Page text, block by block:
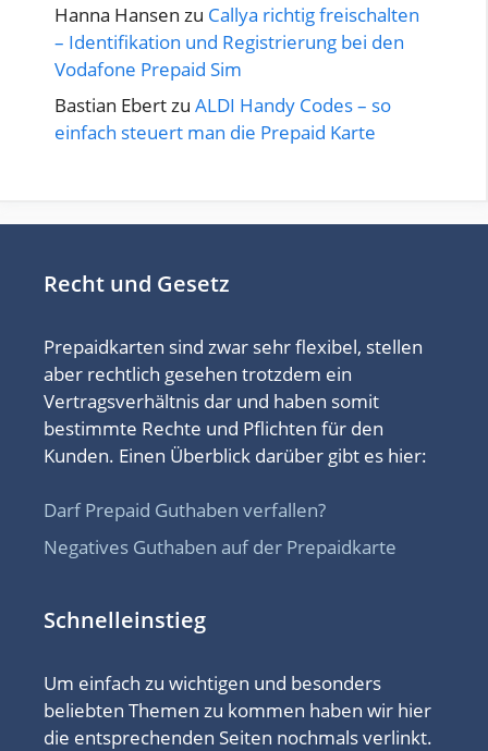
Hanna Hansen zu Callya richtig freischalten
– Identifikation und Registrierung bei den
Vodafone Prepaid Sim
Bastian Ebertzu ALDI Handy Codes – so
einfach steuert man die Prepaid Karte
Recht und Gesetz
Prepaidkarten sind zwar sehr flexibel, stellen
aber rechtlich gesehen trotzdem ein
Vertragsverhältnis dar und haben somit
bestimmte Rechte und Pflichten für den
Kunden. Einen Überblick darüber gibt es hier:
Darf Prepaid Guthaben verfallen?
Negatives Guthaben auf der Prepaidkarte
Schnelleinstieg
Um einfach zu wichtigen und besonders
beliebten Themen zu kommen haben wir hier
die entsprechenden Seiten nochmals verlinkt.